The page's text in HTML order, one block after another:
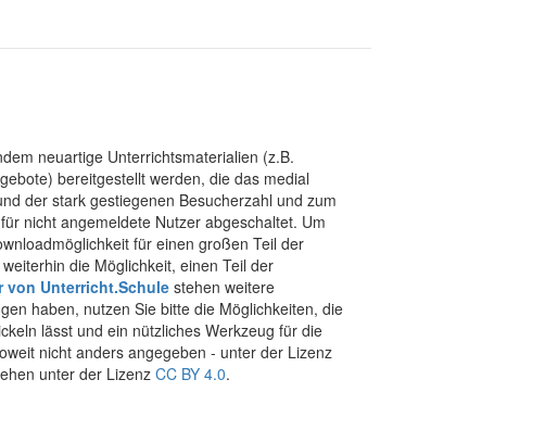
neuartige Unterrichtsmaterialien (z.B.
bereitgestellt werden, die das medial
der stark gestiegenen Besucherzahl und zum
nicht angemeldete Nutzer abgeschaltet. Um
für einen großen Teil der
die Möglichkeit, einen Teil der
von Unterricht.Schule stehen weitere
haben, nutzen Sie bitte die Möglichkeiten, die
lässt und ein nützliches Werkzeug für die
nicht anders angegeben - unter der Lizenz
unter der Lizenz CC BY 4.0.